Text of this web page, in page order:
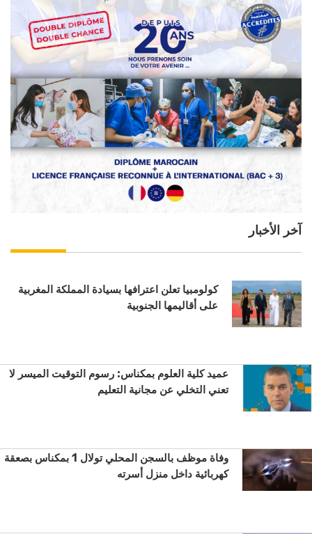
آخر الأخبار
كولومبيا تعلن اعترافها بسيادة المملكة المغربية
على أقاليمها الجنوبية
عميد كلية العلوم بمكناس: رسوم التوقيت الميسر لا
تعني التخلي عن مجانية التعليم
وفاة موظف بالسجن المحلي تولال 1 بمكناس بصعقة
كهربائية داخل منزل أسرته